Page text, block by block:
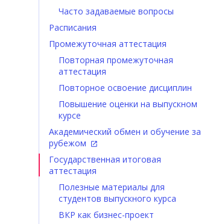
Часто задаваемые вопросы
Расписания
Промежуточная аттестация
Повторная промежуточная
аттестация
Повторное освоение дисциплин
Повышение оценки на выпускном
курсе
Академический обмен и обучение за
рубежом
Государственная итоговая
аттестация
Полезные материалы для
студентов выпускного курса
ВКР как бизнес-проект